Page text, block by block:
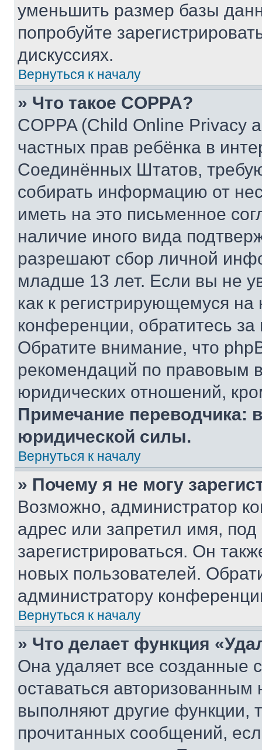
уменьшить размер базы
попробуйте
дискуссиях.
Вернуться к началу
» Что такое COPPA?
COPPA (Child Online Privacy
частных прав ребёнка в
Соединённых Штатов,
собирать информацию от
иметь на это письменное
наличие иного вида
разрешают сбор личной
младше 13 лет. Если вы не
как к регистрирующемуся
конференции, обратитесь
Обратите внимание, что
рекомендаций по правовым
юридических отношений,
Примечание переводчика:
юридической силы.
Вернуться к началу
» Почему я не могу
Возможно, администратор
адрес или запретил имя,
зарегистрироваться. Он
новых пользователей.
администратору
Вернуться к началу
» Что делает функция
Она удаляет все созданные
оставаться
выполняют другие функции,
прочитанных сообщений,